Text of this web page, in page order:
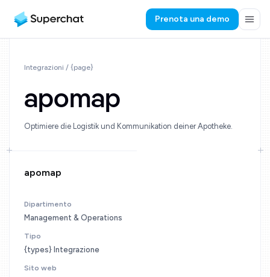
Prenota una demo
Integrazioni / {page}
apomap
Optimiere die Logistik und Kommunikation deiner Apotheke.
apomap
Dipartimento
Management & Operations
Tipo
{types} Integrazione
Sito web